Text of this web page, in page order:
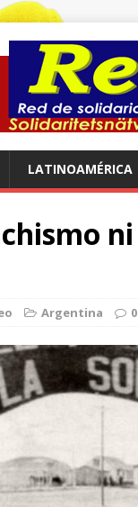
LATINOAMÉRICA
Argentina 0